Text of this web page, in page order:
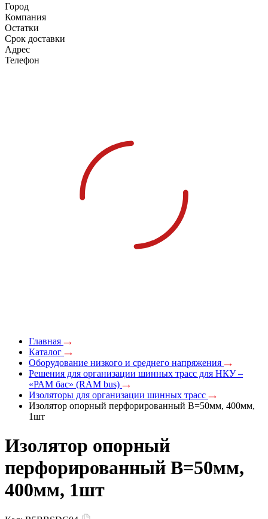
Город
Компания
Остатки
Срок доставки
Адрес
Телефон
Главная
Каталог
Оборудование низкого и среднего напряжения
Решения для организации шинных трасс для НКУ –
«РАМ бас» (RAM bus)
Изоляторы для организации шинных трасс
Изолятор опорный перфорированный В=50мм, 400мм,
1шт
Изолятор опорный
перфорированный В=50мм,
400мм, 1шт